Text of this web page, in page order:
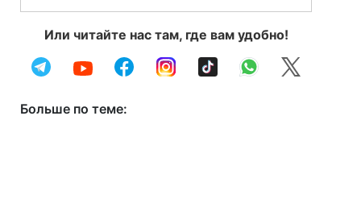
Или читайте нас там, где вам удобно!
Больше по теме: